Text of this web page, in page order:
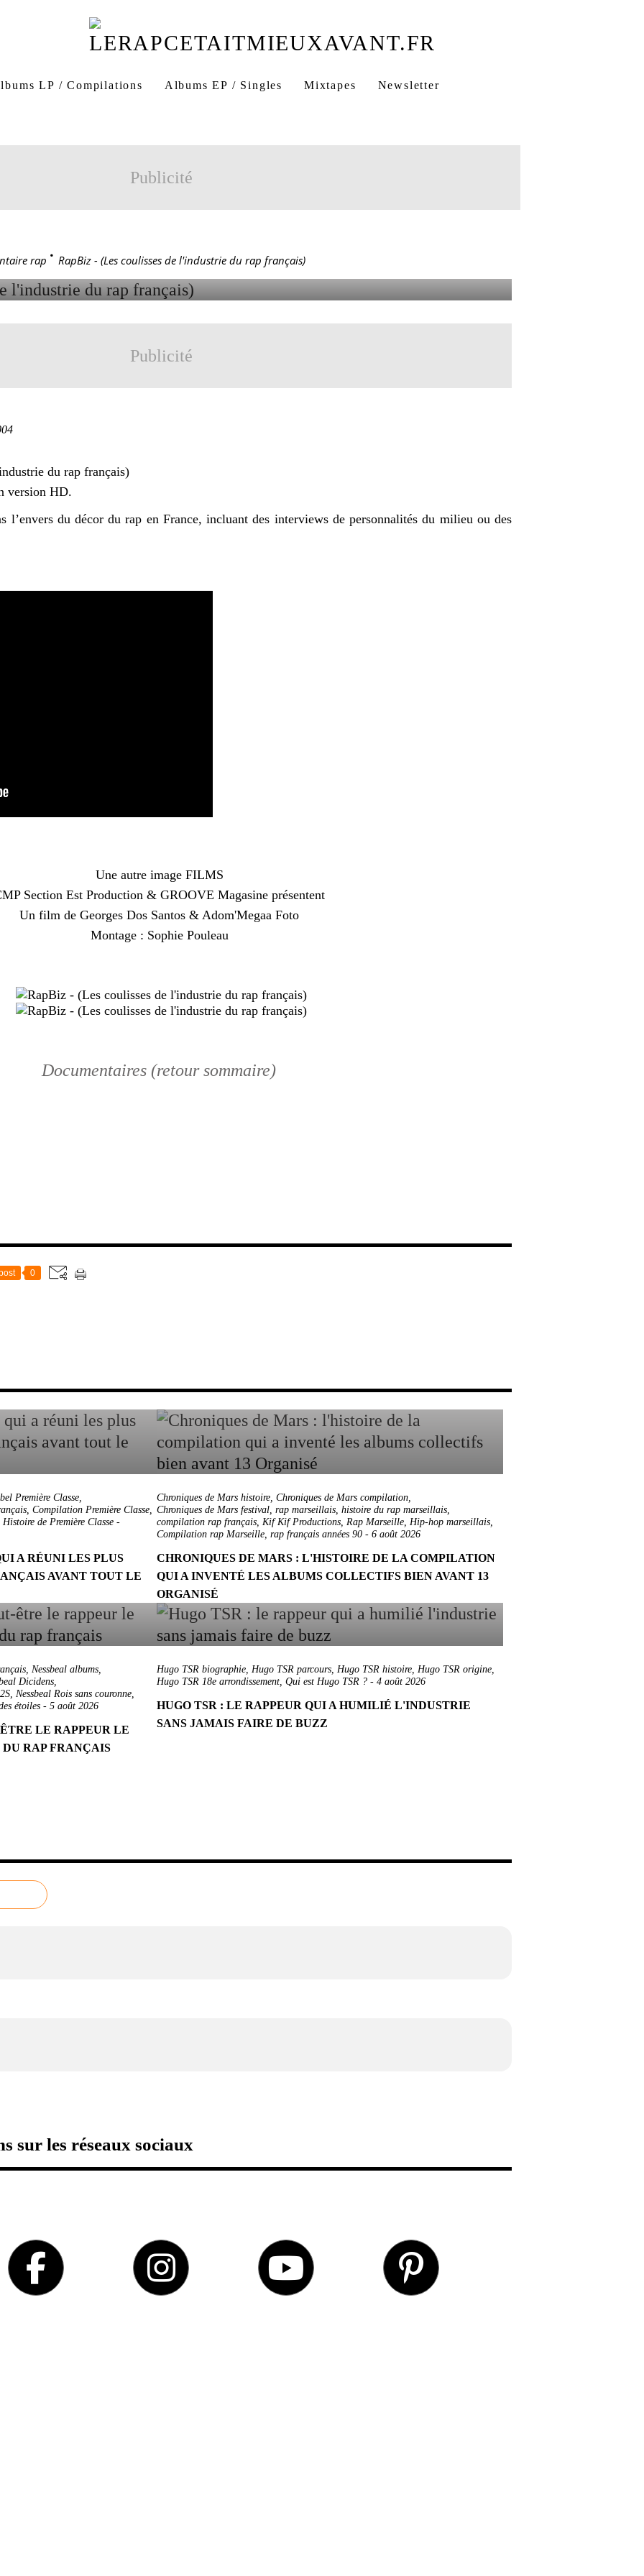
LP / Compilations Albums EP / Singles Mixtapes Newsletter
Publicité
rap > RapBiz - (Les coulisses de l'industrie du rap français)
coulisses de l'industrie du rap français)
COULISSES DE
Publicité
du rap français)
version HD.
l’envers du décor du rap en France, incluant des interviews de personnalités du milieu ou des
Une autre image FILMS
Section Est Production & GROOVE Magasine présentent
Un film de Georges Dos Santos & Adom'Megaa Foto
Montage : Sophie Pouleau
Documentaires (retour sommaire)
0
Première Classe,
, Compilation Première Classe,
Histoire de Première Classe -
A RÉUNI LES PLUS
AVANT TOUT LE
Chroniques de Mars histoire, Chroniques de Mars compilation,
Chroniques de Mars festival, rap marseillais, histoire du rap marseillais,
compilation rap français, Kif Kif Productions, Rap Marseille, Hip-hop marseillais,
Compilation rap Marseille, rap français années 90 - 6 août 2026
CHRONIQUES DE MARS : L'HISTOIRE DE LA COMPILATION
QUI A INVENTÉ LES ALBUMS COLLECTIFS BIEN AVANT 13
ORGANISÉ
, Nessbeal albums,
Dicidens,
, Nessbeal Rois sans couronne,
étoiles - 5 août 2026
LE RAPPEUR LE
RAP FRANÇAIS
Hugo TSR biographie, Hugo TSR parcours, Hugo TSR histoire, Hugo TSR origine,
Hugo TSR 18e arrondissement, Qui est Hugo TSR ? - 4 août 2026
HUGO TSR : LE RAPPEUR QUI A HUMILIÉ L'INDUSTRIE
SANS JAMAIS FAIRE DE BUZZ
sur les réseaux sociaux